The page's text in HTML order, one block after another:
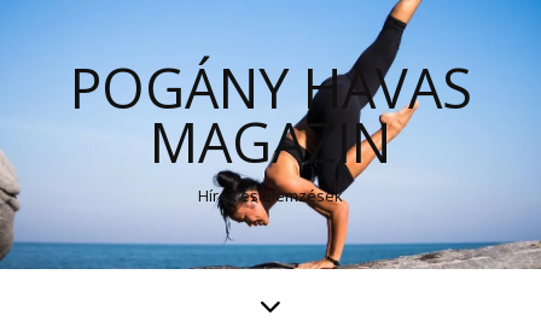
POGÁNY HAVAS
MAGAZIN
Hírek és elemzések